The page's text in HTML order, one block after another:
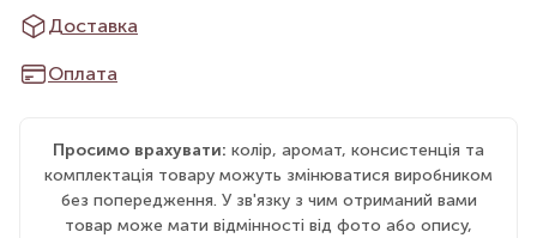
Доставка
Оплата
Просимо врахувати: колір, аромат, консистенція та
комплектація товару можуть змінюватися виробником
без попередження. У зв'язку з чим отриманий вами
товар може мати відмінності від фото або опису,